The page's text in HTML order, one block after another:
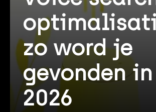
zo word je
gevonden in
2026